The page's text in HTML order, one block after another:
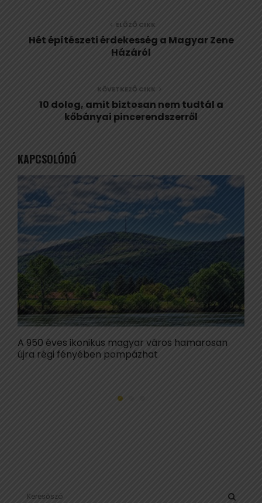
ELŐZŐ CIKK
Hét építészeti érdekesség a Magyar Zene
Házáról
KÖVETKEZŐ CIKK
10 dolog, amit biztosan nem tudtál a
kőbányai pincerendszerről
KAPCSOLÓDÓ
A 950 éves ikonikus magyar város hamarosan
újra régi fényében pompázhat